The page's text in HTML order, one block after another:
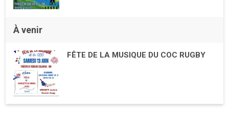
À venir
FÊTE DE LA MUSIQUE DU COC RUGBY